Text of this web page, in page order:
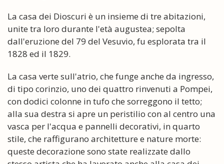
La casa dei Dioscuri è un insieme di tre abitazioni,
unite tra loro durante l'età augustea; sepolta
dall'eruzione del 79 del Vesuvio, fu esplorata tra il
1828 ed il 1829.
La casa verte sull'atrio, che funge anche da ingresso,
di tipo corinzio, uno dei quattro rinvenuti a Pompei,
con dodici colonne in tufo che sorreggono il tetto;
alla sua destra si apre un peristilio con al centro una
vasca per l'acqua e pannelli decorativi, in quarto
stile, che raffigurano architetture e nature morte:
queste decorazione sono state realizzate dallo